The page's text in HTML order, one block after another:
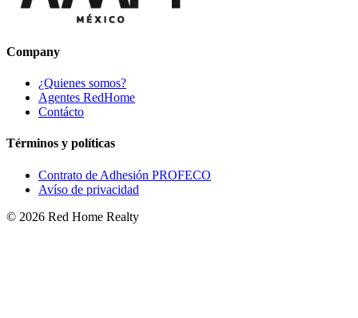
Company
¿Quienes somos?
Agentes RedHome
Contácto
Términos y políticas
Contrato de Adhesión PROFECO
Avíso de privacidad
© 2026 Red Home Realty